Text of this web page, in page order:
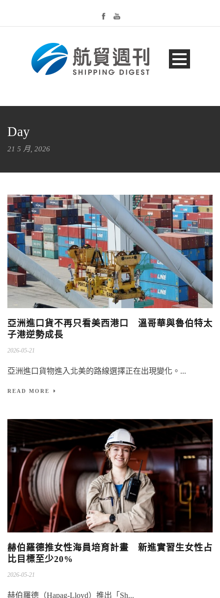
Day
21 5 月, 2026
亞洲進口貨不再只看美西港口 溫哥華與魯伯特太
子港逆勢成長
2026-05-21
亞洲進口貨物進入北美的路線選擇正在出現變化。...
READ MORE
赫伯羅德推女性海員培育計畫 新進實習生女性占
比目標至少20%
2026-05-21
赫伯羅德（Hapag-Lloyd）推出「Sh...